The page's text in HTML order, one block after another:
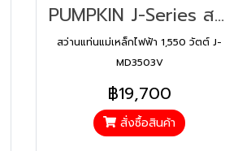
PUMPKIN J-Series สว่านแท่นแม่เหล็กไฟฟ้า 1,550 วัตต์ J-MD3503V (50188)
สว่านแท่นแม่เหล็กไฟฟ้า 1,550 วัตต์ J-
MD3503V
฿19,700
สั่งซื้อสินค้า